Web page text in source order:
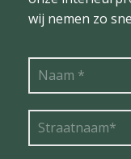
wij nemen zo